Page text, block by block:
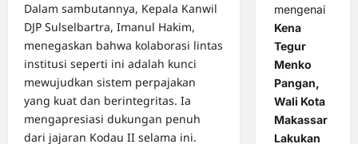
Dalam sambutannya, Kepala Kanwil
DJP Sulselbartra, Imanul Hakim,
menegaskan bahwa kolaborasi lintas
institusi seperti ini adalah kunci
mewujudkan sistem perpajakan
yang kuat dan berintegritas. Ia
mengapresiasi dukungan penuh
dari jajaran Kodau II selama ini.
mengenai
Kena
Tegur
Menko
Pangan,
Wali Kota
Makassar
Lakukan